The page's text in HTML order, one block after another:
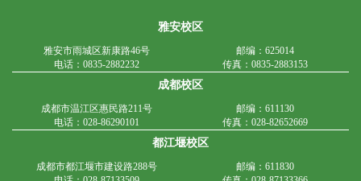
雅安校区
雅安市雨城区新康路46号
邮编：625014
电话：0835-2882232
传真：0835-2883153
成都校区
成都市温江区惠民路211号
邮编：611130
电话：028-86290101
传真：028-82652669
都江堰校区
成都市都江堰市建设路288号
邮编：611830